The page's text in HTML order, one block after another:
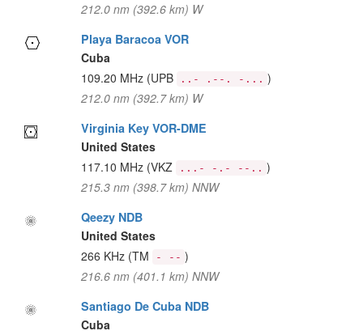
212.0 nm (392.6 km) W
Playa Baracoa VOR
Cuba
109.20 MHz (UPB ..- .--. -... )
212.0 nm (392.7 km) W
Virginia Key VOR-DME
United States
117.10 MHz (VKZ ...- -.- --.. )
215.3 nm (398.7 km) NNW
Qeezy NDB
United States
266 KHz (TM - -- )
216.6 nm (401.1 km) NNW
Santiago De Cuba NDB
Cuba